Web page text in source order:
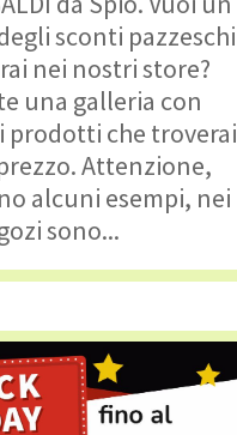
sconti pazzeschi
nei nostri store?
una galleria con
prodotti che troverai
Attenzione,
alcuni esempi, nei
sono...